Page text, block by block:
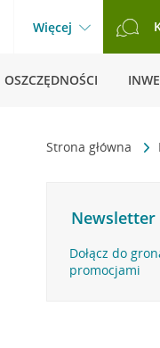
Więcej
OSZCZĘDNOŚCI
Strona główna
Newsletter
Dołącz do
promocjami